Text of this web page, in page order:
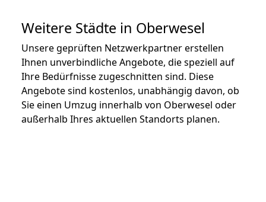
Weitere Städte in Oberwesel
Unsere geprüften Netzwerkpartner erstellen
Ihnen unverbindliche Angebote, die speziell auf
Ihre Bedürfnisse zugeschnitten sind. Diese
Angebote sind kostenlos, unabhängig davon, ob
Sie einen Umzug innerhalb von Oberwesel oder
außerhalb Ihres aktuellen Standorts planen.